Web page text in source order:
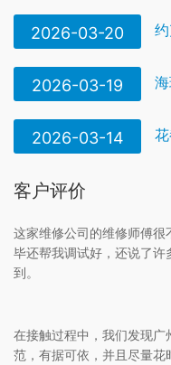
2026-03-20
2026-03-19
2026-03-14
客户评价
这家维修公司的维修师傅
毕还帮我调试好，还说了
到。
在接触过程中，我们发现
范，有据可依，并且尽量